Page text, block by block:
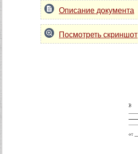
Описание документа
Посмотреть скриншот